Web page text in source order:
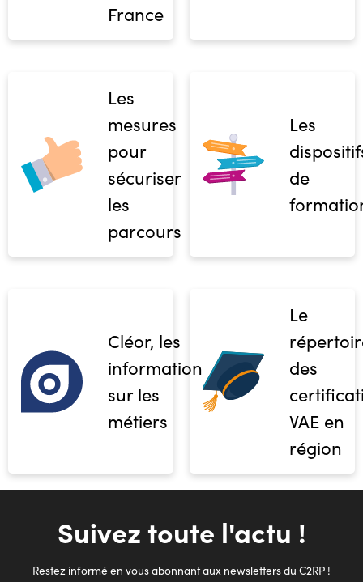
France
Les
mesures
pour
sécuriser
les
parcours
Les
de
Cléor, les
informations
sur les
métiers
Le
des
VAE en
région
Suivez toute l'actu !
Restez informé en vous abonnant aux newsletters du C2RP !